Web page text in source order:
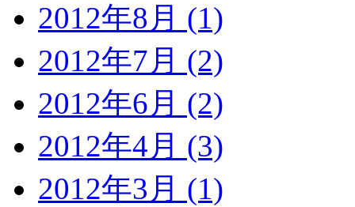
2012年8月 (1)
2012年7月 (2)
2012年6月 (2)
2012年4月 (3)
2012年3月 (1)